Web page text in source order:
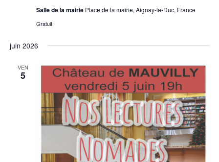
Salle de la mairie Place de la mairie, Aignay-le-Duc, France
Gratuit
juin 2026
VEN
5